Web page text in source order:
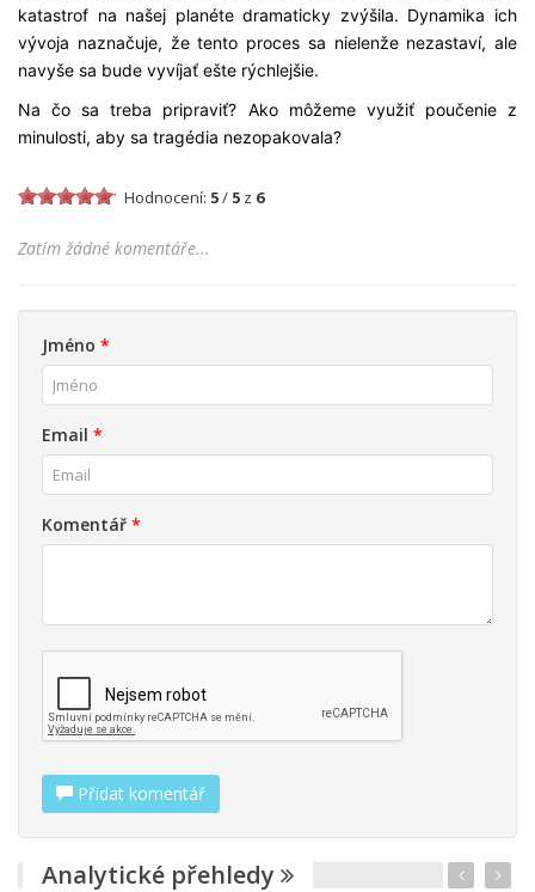
katastrof na našej planéte dramaticky zvýšila. Dynamika ich
vývoja naznačuje, že tento proces sa nielenže nezastaví, ale
navyše sa bude vyvíjať ešte rýchlejšie.
Na čo sa treba pripraviť? Ako môžeme využiť poučenie z
minulosti, aby sa tragédia nezopakovala?
Hodnocení: 5/ 5 z 6
Zatím žádné komentáře...
Jméno *
Email *
Komentář *
Přidat komentář
Analytické přehledy